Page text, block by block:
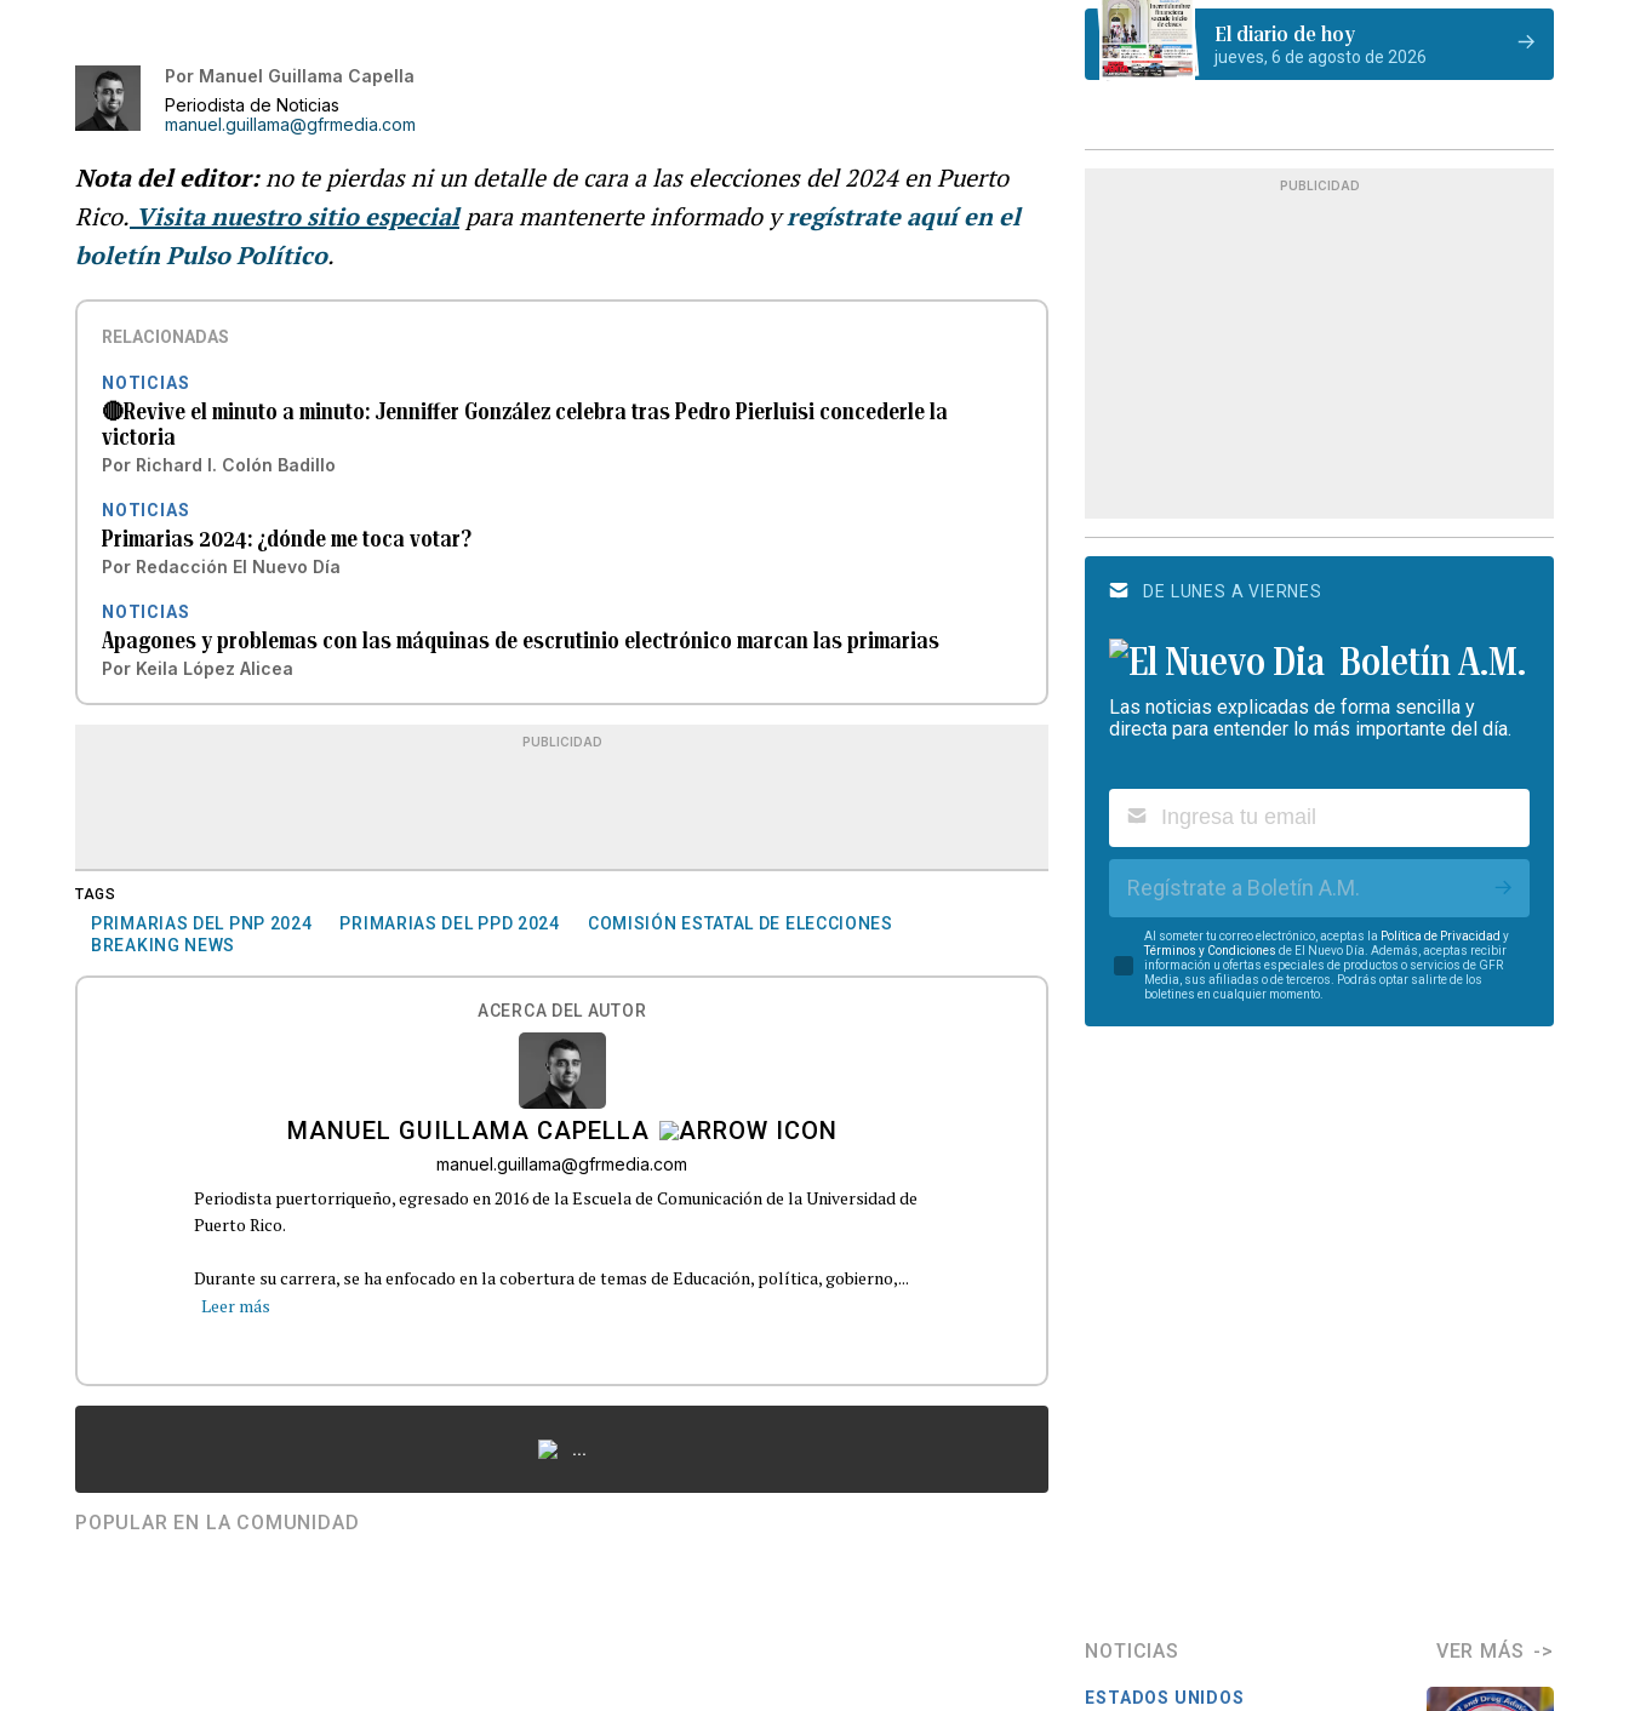
Por Manuel Guillama Capella
Periodista de Noticias
manuel.guillama@gfrmedia.com
Nota del editor:no te pierdas ni un detalle de cara a las elecciones del 2024 en Puerto
Rico. Visita nuestro sitio especialpara mantenerte informado yregístrate aquí en el
boletín Pulso Político.
RELACIONADAS
NOTICIAS
🔴Revive el minuto a minuto: Jenniffer González celebra tras Pedro Pierluisi concederle la
victoria
Por Richard I. Colón Badillo
NOTICIAS
Primarias 2024: ¿dónde me toca votar?
Por Redacción El Nuevo Día
NOTICIAS
Apagones y problemas con las máquinas de escrutinio electrónico marcan las primarias
Por Keila López Alicea
PUBLICIDAD
TAGS
PRIMARIAS DEL PNP 2024 PRIMARIAS DEL PPD 2024
COMISIÓN ESTATAL DE ELECCIONES
BREAKING NEWS
ACERCA DEL AUTOR
MANUEL GUILLAMA CAPELLA
manuel.guillama@gfrmedia.com
Periodista puertorriqueño, egresado en 2016 de la Escuela de Comunicación de la Universidad de
Puerto Rico.
Durante su carrera, se ha enfocado en la cobertura de temas de Educación, política, gobierno,...
Leer más
...
POPULAR EN LA COMUNIDAD
El diario de hoy
jueves, 6 de agosto de 2026
PUBLICIDAD
DE LUNES A VIERNES
Boletín A.M.
Las noticias explicadas de forma sencilla y
directa para entender lo más importante del día.
Regístrate a Boletín A.M.
Al someter tu correo electrónico, aceptas la Política de Privacidad y
Términos y Condiciones de El Nuevo Día. Además, aceptas recibir
información u ofertas especiales de productos o servicios de GFR
Media, sus afiliadas o de terceros. Podrás optar salirte de los
boletines en cualquier momento.
NOTICIAS VER MÁS
ESTADOS UNIDOS